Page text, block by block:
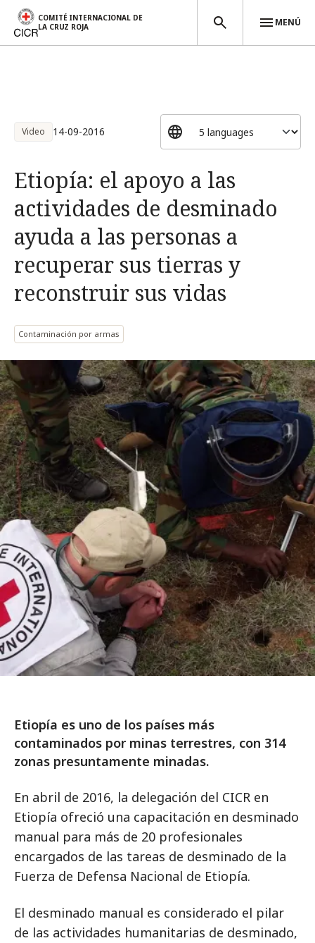
COMITÉ INTERNACIONAL DE
LA CRUZ ROJA
MENÚ
Video 14-09-2016
Etiopía: el apoyo a las
actividades de desminado
ayuda a las personas a
recuperar sus tierras y
reconstruir sus vidas
Contaminación por armas
Etiopía es uno de los países más
contaminados por minas terrestres, con 314
zonas presuntamente minadas.
En abril de 2016, la delegación del CICR en
Etiopía ofreció una capacitación en desminado
manual para más de 20 profesionales
encargados de las tareas de desminado de la
Fuerza de Defensa Nacional de Etiopía.
El desminado manual es considerado el pilar
de las actividades humanitarias de desminado,